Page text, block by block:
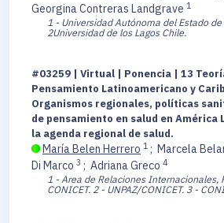
Georgina Contreras Landgrave 1
1 - Universidad Autónoma del Estado de
2Universidad de los Lagos Chile.
#03259 | Virtual | Ponencia | 13
Pensamiento Latinoamericano y
Organismos regionales, políticas
de pensamiento en salud en América
la agenda regional de salud.
María Belen Herrero 1 ; Marcela
Di Marco 3 ; Adriana Greco 4
1 - Area de Relaciones Internacionales,
CONICET. 2 - UNPAZ/CONICET. 3 -